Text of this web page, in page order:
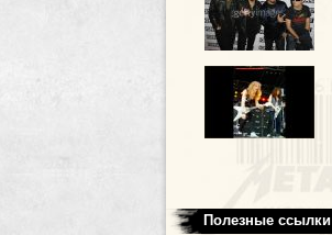
Полезные ссылки